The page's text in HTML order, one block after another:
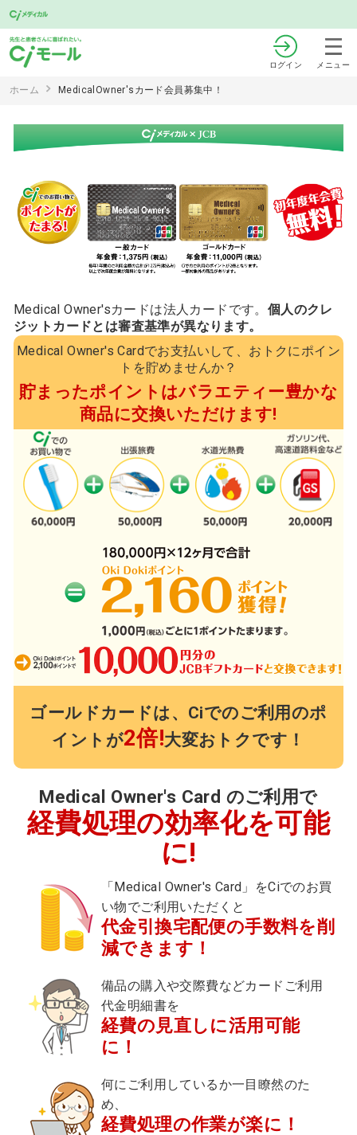
ログイン メニュー
ホーム MedicalOwner'sカード会員募集中！
Medical Owner'sカードは法人カードです。 個人のクレ
ジットカードとは審査基準が異なります。
Medical Owner's Cardでお支払いして、おトクにポイン
トを貯めませんか？
貯まったポイントはバラエティー豊かな
商品に交換いただけます!
ゴールドカードは、Ciでのご利用のポ
イントが2倍!大変おトクです！
Medical Owner's Card のご利用で
経費処理の効率化を可能
に!
「Medical Owner's Card」をCiでのお買
い物でご利用いただくと
代金引換宅配便の手数料を削
減できます！
備品の購入や交際費などカードご利用
代金明細書を
経費の見直しに活用可能
に！
何にご利用しているか一目瞭然のた
め、
経費処理の作業が楽に！